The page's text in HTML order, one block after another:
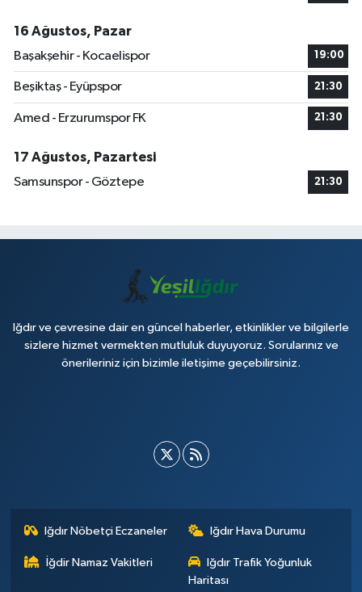
16 Ağustos, Pazar
Başakşehir - Kocaelispor
19:00
Beşiktaş - Eyüpspor 21:30
Amed - Erzurumspor FK 21:30
17 Ağustos, Pazartesi
Samsunspor - Göztepe
21:30
Iğdır ve çevresine dair en güncel haberler, etkinlikler ve bilgilerle
sizlere hizmet vermekten mutluluk duyuyoruz. Sorularınız ve
önerileriniz için bizimle iletişime geçebilirsiniz.
Iğdır Nöbetçi Eczaneler Iğdır Hava Durumu
İğdir Namaz Vakitleri
Iğdır Trafik Yoğunluk
Haritası